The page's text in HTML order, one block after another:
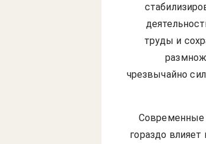
труды и
чрезвычайно
Современные
гораздо